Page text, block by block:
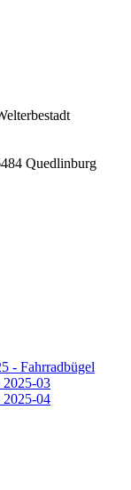
Quedlinburg
- Fahrradbügel
03
04